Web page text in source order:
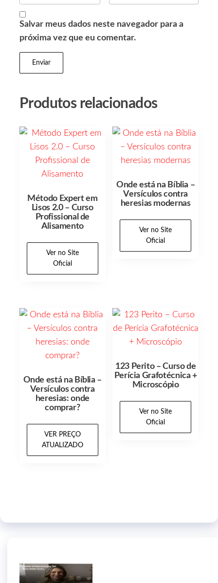
Salvar meus dados neste navegador para a
próxima vez que eu comentar.
Produtos relacionados
Método Expert em
Lisos 2.0 – Curso
Profissional de
Alisamento
Ver no Site
Oficial
Onde está na Bíblia –
Versículos contra
heresias modernas
Ver no Site
Oficial
Onde está na Bíblia –
Versículos contra
heresias: onde
comprar?
VER PREÇO
ATUALIZADO
123 Perito – Curso de
Perícia Grafotécnica +
Microscópio
Ver no Site
Oficial